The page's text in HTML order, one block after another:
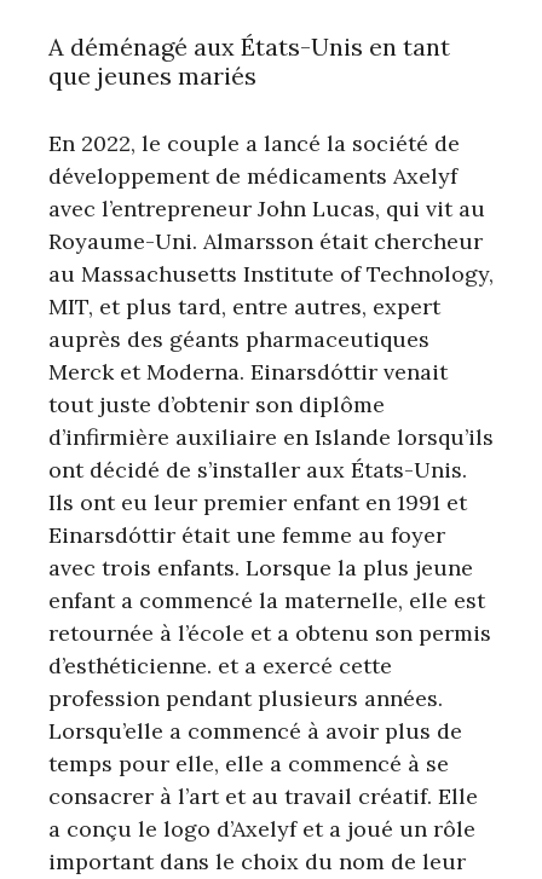
A déménagé aux États-Unis en tant
que jeunes mariés
En 2022, le couple a lancé la société de
développement de médicaments Axelyf
avec l’entrepreneur John Lucas, qui vit au
Royaume-Uni. Almarsson était chercheur
au Massachusetts Institute of Technology,
MIT, et plus tard, entre autres, expert
auprès des géants pharmaceutiques
Merck et Moderna. Einarsdóttir venait
tout juste d’obtenir son diplôme
d’infirmière auxiliaire en Islande lorsqu’ils
ont décidé de s’installer aux États-Unis.
Ils ont eu leur premier enfant en 1991 et
Einarsdóttir était une femme au foyer
avec trois enfants. Lorsque la plus jeune
enfant a commencé la maternelle, elle est
retournée à l’école et a obtenu son permis
d’esthéticienne. et a exercé cette
profession pendant plusieurs années.
Lorsqu’elle a commencé à avoir plus de
temps pour elle, elle a commencé à se
consacrer à l’art et au travail créatif. Elle
a conçu le logo d’Axelyf et a joué un rôle
important dans le choix du nom de leur